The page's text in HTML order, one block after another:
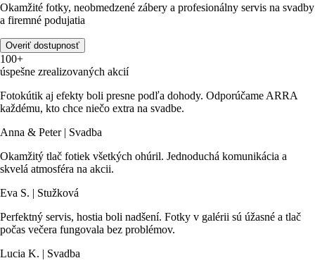
Okamžité fotky, neobmedzené zábery a profesionálny servis na svadby
a firemné podujatia
Overiť dostupnosť
100+
úspešne zrealizovaných akcií
Fotokútik aj efekty boli presne podľa dohody. Odporúčame ARRA
každému, kto chce niečo extra na svadbe.
Anna & Peter | Svadba
Okamžitý tlač fotiek všetkých ohúril. Jednoduchá komunikácia a
skvelá atmosféra na akcii.
Eva S. | Stužková
Perfektný servis, hostia boli nadšení. Fotky v galérii sú úžasné a tlač
počas večera fungovala bez problémov.
Lucia K. | Svadba